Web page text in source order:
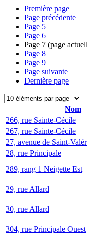
Première page
Page précédente
Page 5
Page 6
Page 7 (page
Page 8
Page 9
Page suivante
Dernière page
Nom
266, rue Sainte-Cécile
267, rue Sainte-Cécile
27, avenue de Saint-
28, rue Principale
289, rang 1 Neigette Est
29, rue Allard
30, rue Allard
304, rue Principale Ouest